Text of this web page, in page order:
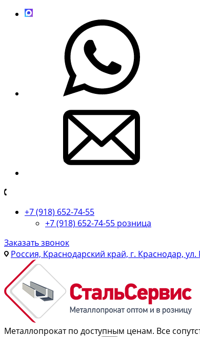
+7 (918) 652-74-55
+7 (918) 652-74-55 розница
Заказать звонок
Россия, Краснодарский край, г. Краснодар,
Металлопрокат по доступным ценам. Все